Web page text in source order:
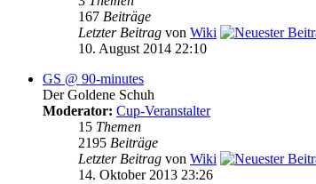
167 Beiträge
Letzter Beitrag von Wiki
10. August 2014 22:10
GS @ 90-minutes
Der Goldene Schuh
Moderator: Cup-Veranstalter
15 Themen
2195 Beiträge
Letzter Beitrag von Wiki
14. Oktober 2013 23:26